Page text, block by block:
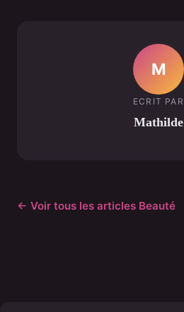
M
ECRIT PAR
Mathilde
← Voir tous les articles Beauté